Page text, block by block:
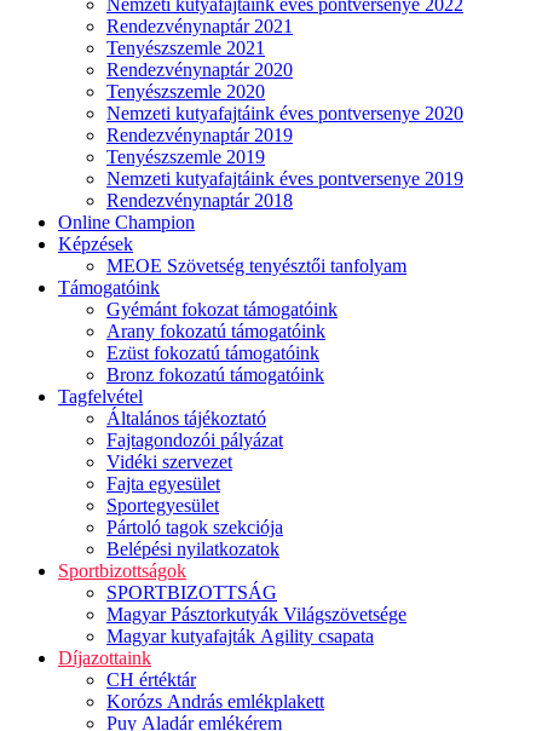
Nemzeti kutyafajtáink éves pontversenye 2022
Rendezvénynaptár 2021
Tenyészszemle 2021
Rendezvénynaptár 2020
Tenyészszemle 2020
Nemzeti kutyafajtáink éves pontversenye 2020
Rendezvénynaptár 2019
Tenyészszemle 2019
Nemzeti kutyafajtáink éves pontversenye 2019
Rendezvénynaptár 2018
Online Champion
Képzések
MEOE Szövetség tenyésztői tanfolyam
Támogatóink
Gyémánt fokozat támogatóink
Arany fokozatú támogatóink
Ezüst fokozatú támogatóink
Bronz fokozatú támogatóink
Tagfelvétel
Általános tájékoztató
Fajtagondozói pályázat
Vidéki szervezet
Fajta egyesület
Sportegyesület
Pártoló tagok szekciója
Belépési nyilatkozatok
Sportbizottságok
SPORTBIZOTTSÁG
Magyar Pásztorkutyák Világszövetsége
Magyar kutyafajták Agility csapata
Díjazottaink
CH értéktár
Korózs András emlékplakett
Puy Aladár emlékérem